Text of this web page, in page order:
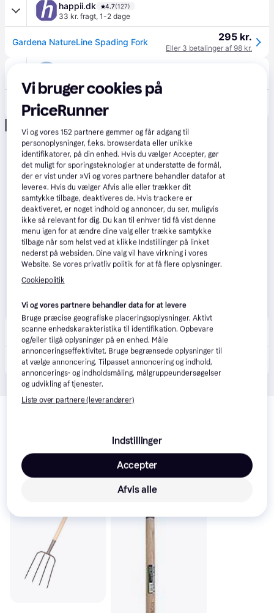
happii.dk 4.7(127)
33 kr. fragt, 1-2 dage
Gardena NatureLine Spading Fork 295 kr.
Eller 3 betalinger af 98 kr.
1-2 dage
Gardena NatureLine Havegreb med træhåndtag
Jespers Planteskole
1-7 dage
NatureLine spadegreb - Gardena
Relaterede produkter
Vi bruger cookies på
PriceRunner
Vi og vores152 partnere gemmer og får adgang til
personoplysninger, f.eks. browserdata eller unikke
identifikatorer, på din enhed. Hvis du vælger Accepter, gør
det muligt for sporingsteknologier at understøtte de formål,
der er vist under »Vi og vores partnere behandler datafor at
levere«. Hvis du vælger Afvis alle eller trækker dit
samtykke tilbage, deaktiveres de. Hvis trackere er
deaktiveret, er noget indhold og annoncer, du ser, muligvis
ikke så relevant for dig. Du kan til enhver tid få vist denne
menu igen for at ændre dine valg eller trække samtykke
tilbage når som helst ved at klikke Indstillinger på linket
nederst på websiden. Dine valg vil have virkning i vores
Website. Se vores privatliv politik for at få flere oplysninger.
Cookiepolitik
Vi og vores partnere behandler data for at levere
Bruge præcise geografiske placeringsoplysninger. Aktivt
scanne enhedskarakteristika til identifikation. Opbevare
og/eller tilgå oplysninger på en enhed. Måle
annonceringseffektivitet. Bruge begrænsede oplysninger til
at vælge annoncering. Tilpasset annoncering og indhold,
annoncerings- og indholdsmåling, målgruppeundersøgelser
og udvikling af tjenester.
Liste over partnere (leverandører)
Indstillinger
Afvis alle
Accepter